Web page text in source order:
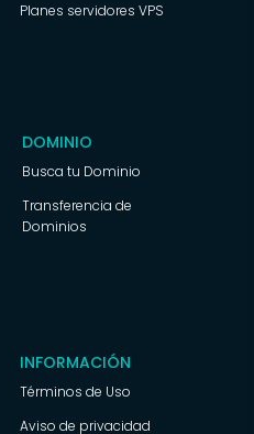
Planes servidores VPS
DOMINIO
Busca tu Dominio
Transferencia de
Dominios
INFORMACIÓN
Términos de Uso
Aviso de privacidad